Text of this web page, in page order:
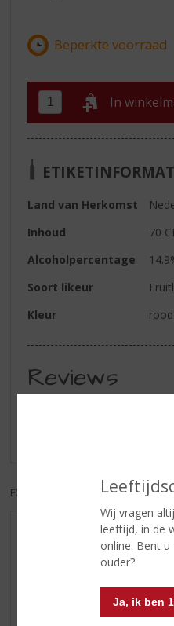
Wij vragen
leeftijd, in de
online. Bent
ouder?
Ja, ik ben
In
Land van Herkomst
Inhoud
70 CL
Alcoholpercentage
Soort likeur
Kleur
rood
Reviews
EXCL. BTW INCL. BTW
AANBIEDINGEN
WIJN VAN DE MAAND
RUM VAN DE MAAND